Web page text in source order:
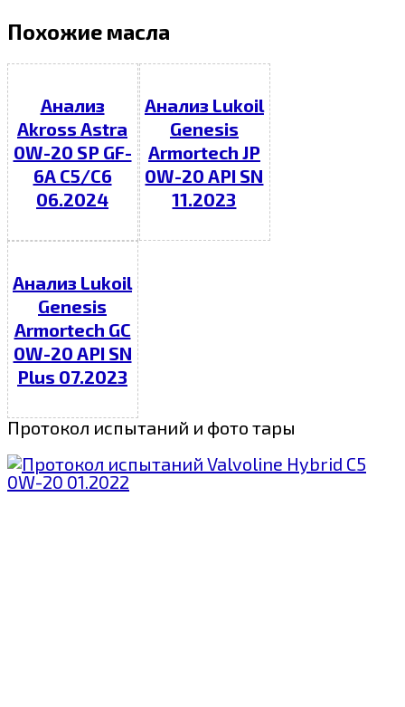
Похожие масла
Анализ
Akross Astra
0W-20 SP GF-
6A C5/C6
06.2024
Анализ Lukoil
Genesis
Armortech JP
0W-20 API SN
11.2023
Анализ Lukoil
Genesis
Armortech GC
0W-20 API SN
Plus 07.2023
Протокол испытаний и фото тары